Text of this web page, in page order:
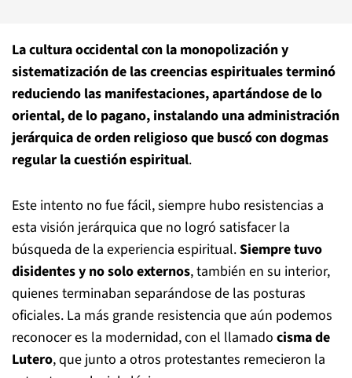
La cultura occidental con la monopolización y
sistematización de las creencias espirituales terminó
reduciendo las manifestaciones, apartándose de lo
oriental, de lo pagano, instalando una administración
jerárquica de orden religioso que buscó con dogmas
regular la cuestión espiritual.
Este intento no fue fácil, siempre hubo resistencias a
esta visión jerárquica que no logró satisfacer la
búsqueda de la experiencia espiritual.Siempre tuvo
disidentes y no solo externos, también en su interior,
quienes terminaban separándose de las posturas
oficiales. La más grande resistencia que aún podemos
reconocer es la modernidad, con el llamado cisma de
Lutero, que junto a otros protestantes remecieron la